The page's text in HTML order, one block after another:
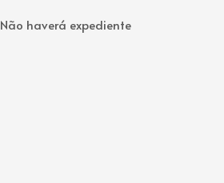
Não haverá expediente